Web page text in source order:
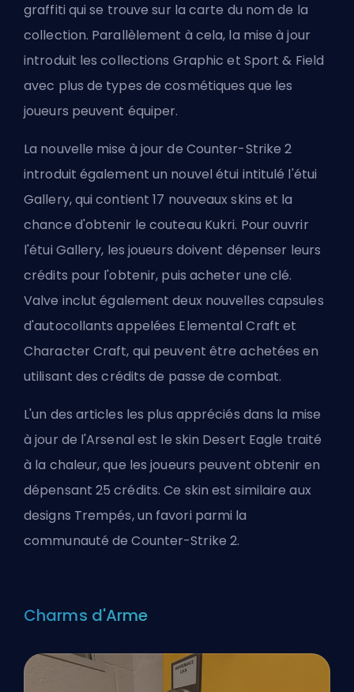
graffiti qui se trouve sur la carte du nom de la
collection. Parallèlement à cela, la mise à jour
introduit les collections Graphic et Sport & Field
avec plus de types de cosmétiques que les
joueurs peuvent équiper.
La nouvelle mise à jour de Counter-Strike 2
introduit également un nouvel étui intitulé l'étui
Gallery, qui contient 17 nouveaux skins et la
chance d'obtenir le couteau Kukri. Pour ouvrir
l'étui Gallery, les joueurs doivent dépenser leurs
crédits pour l'obtenir, puis acheter une clé.
Valve inclut également deux nouvelles capsules
d'autocollants appelées Elemental Craft et
Character Craft, qui peuvent être achetées en
utilisant des crédits de passe de combat.
L'un des articles les plus appréciés dans la mise
à jour de l'Arsenal est le skin Desert Eagle traité
à la chaleur, que les joueurs peuvent obtenir en
dépensant 25 crédits. Ce skin est similaire aux
designs Trempés, un favori parmi la
communauté de Counter-Strike 2.
Charms d'Arme